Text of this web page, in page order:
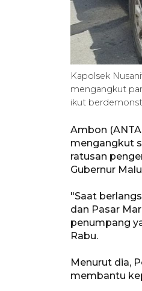
Kapolsek
mengangkut
ikut
Ambon
mengangkut
ratusan
Gubernur
"Saat
dan Pasar
penumpang
Rabu.
Menurut dia,
membantu